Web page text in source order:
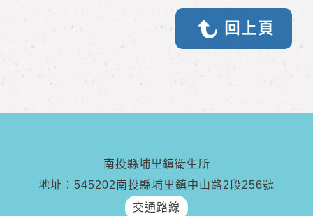
回上頁
南投縣埔里鎮衛生所
地址：545202南投縣埔里鎮中山路2段256號
交通路線